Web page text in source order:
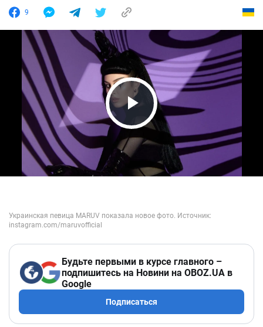
9
Play Video
Будьте первыми в курсе главного –
подпишитесь на Новини на OBOZ.UA в
Google
Подписаться